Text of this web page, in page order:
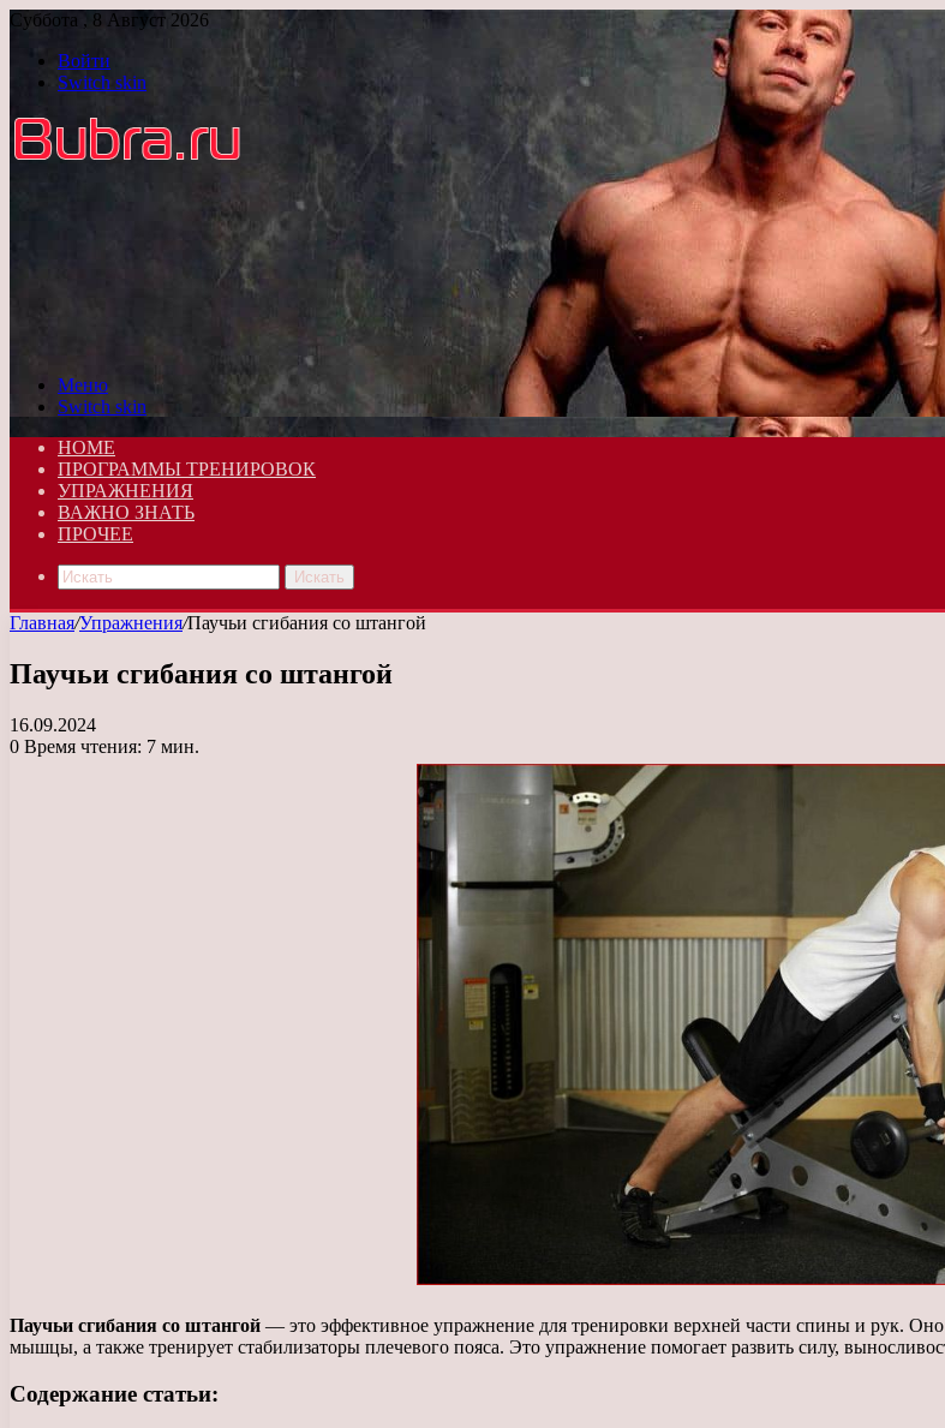
Суббота , 8 Август 2026
Войти
Switch skin
Меню
Switch skin
HOME
ПРОГРАММЫ ТРЕНИРОВОК
УПРАЖНЕНИЯ
ВАЖНО ЗНАТЬ
ПРОЧЕЕ
Искать
Главная/Упражнения/Паучьи сгибания со штангой
Паучьи сгибания со штангой
16.09.2024
0 Время чтения: 7 мин.
Паучьи сгибания со штангой — это эффективное упражнение для тренировки верхней части спины и рук.
мышцы, а также тренирует стабилизаторы плечевого пояса. Это упражнение помогает развить силу,
Содержание статьи: